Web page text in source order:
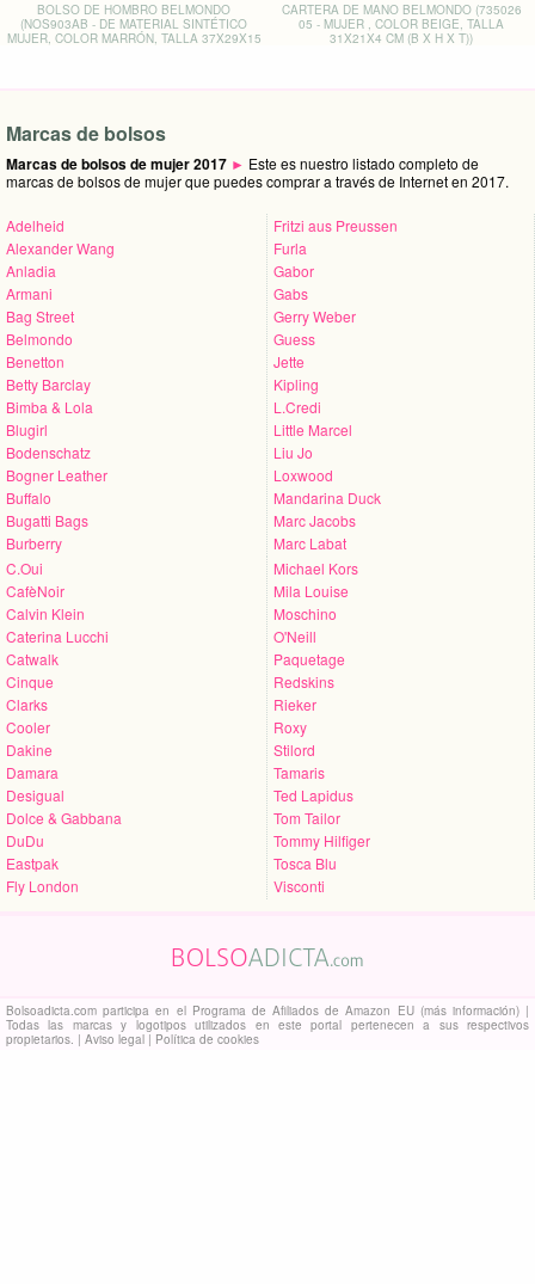
BOLSO DE HOMBRO BELMONDO
(NOS903AB - DE MATERIAL SINTÉTICO
MUJER, COLOR MARRÓN, TALLA 37X29X15
CARTERA DE MANO BELMONDO (735026
05 - MUJER , COLOR BEIGE, TALLA
31X21X4 CM (B X H X T))
Marcas de bolsos
Marcas de bolsos de mujer 2017 ► Este es nuestro listado completo de
marcas de bolsos de mujer que puedes comprar a través de Internet en 2017.
Adelheid
Alexander Wang
Anladia
Armani
Bag Street
Belmondo
Benetton
Betty Barclay
Bimba & Lola
Blugirl
Bodenschatz
Bogner Leather
Buffalo
Bugatti Bags
Burberry
C.Oui
CafèNoir
Calvin Klein
Caterina Lucchi
Catwalk
Cinque
Clarks
Cooler
Dakine
Damara
Desigual
Dolce & Gabbana
DuDu
Eastpak
Fly London
Fritzi aus Preussen
Furla
Gabor
Gabs
Gerry Weber
Guess
Jette
Kipling
L.Credi
Little Marcel
Liu Jo
Loxwood
Mandarina Duck
Marc Jacobs
Marc Labat
Michael Kors
Mila Louise
Moschino
O'Neill
Paquetage
Redskins
Rieker
Roxy
Stilord
Tamaris
Ted Lapidus
Tom Tailor
Tommy Hilfiger
Tosca Blu
Visconti
Bolsoadicta.com participa en el Programa de Afiliados de Amazon EU (más información)|
Todas las marcas y logotipos utilizados en este portal pertenecen a sus respectivos
propietarios. | Aviso legal | Política de cookies